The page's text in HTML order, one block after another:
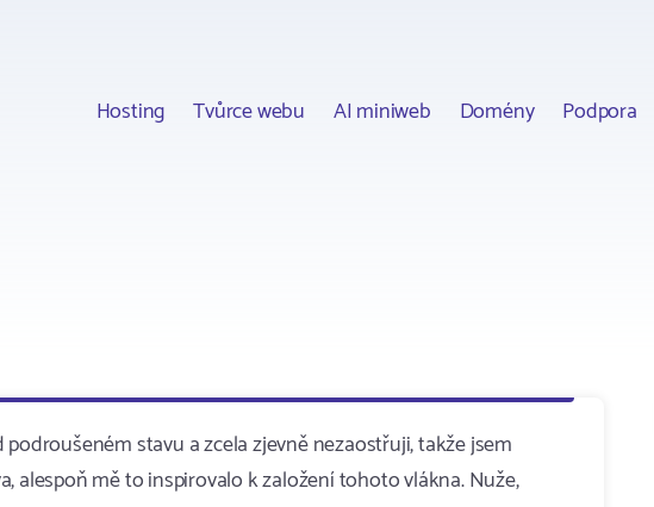
Hosting Tvůrce webu AI miniweb Domény Podpora
stavu a zcela zjevně nezaostřuji, takže jsem
alespoň mě to inspirovalo k založení tohoto vlákna. Nuže,